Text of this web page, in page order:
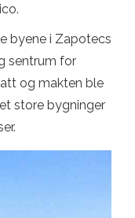
byene i Zapotecs
sentrum for
og makten ble
store bygninger